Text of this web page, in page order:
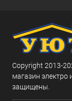
Copyright 2013-
магазин электро
защищены.